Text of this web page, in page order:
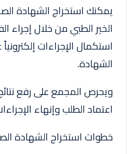
يمكنك استخراج الشهادة
الخير الطبي من خلال إجراء
استكمال الإجراءات
الشهادة.
ويحرص المجمع على رفع
اعتماد الطلب وإنهاء
خطوات استخراج الشهادة